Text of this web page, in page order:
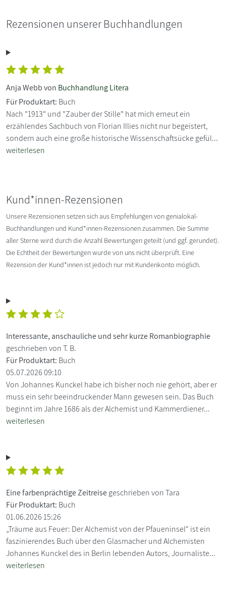
Rezensionen unserer Buchhandlungen
Anja Webb von Buchhandlung Litera
Für Produktart: Buch
Nach "1913" und "Zauber der Stille" hat mich erneut ein
erzählendes Sachbuch von Florian Illies nicht nur begeistert,
sondern auch eine große historische Wissenschaftsücke gefül...
weiterlesen
Kund*innen-Rezensionen
Unsere Rezensionen setzen sich aus Empfehlungen von genialokal-
Buchhandlungen und Kund*innen-Rezensionen zusammen. Die Summe
aller Sterne wird durch die Anzahl Bewertungen geteilt (und ggf. gerundet).
Die Echtheit der Bewertungen wurde von uns nicht überprüft. Eine
Rezension der Kund*innen ist jedoch nur mit Kundenkonto möglich.
Interessante, anschauliche und sehr kurze Romanbiographie
geschrieben von T. B.
Für Produktart: Buch
05.07.2026 09:10
Von Johannes Kunckel habe ich bisher noch nie gehört, aber er
muss ein sehr beeindruckender Mann gewesen sein. Das Buch
beginnt im Jahre 1686 als der Alchemist und Kammerdiener...
weiterlesen
Eine farbenprächtige Zeitreisegeschrieben von Tara
Für Produktart: Buch
01.06.2026 15:26
„Träume aus Feuer: Der Alchemist von der Pfaueninsel“ ist ein
faszinierendes Buch über den Glasmacher und Alchemisten
Johannes Kunckel des in Berlin lebenden Autors, Journaliste...
weiterlesen